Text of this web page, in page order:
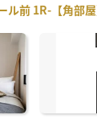
前 1R-【角部屋